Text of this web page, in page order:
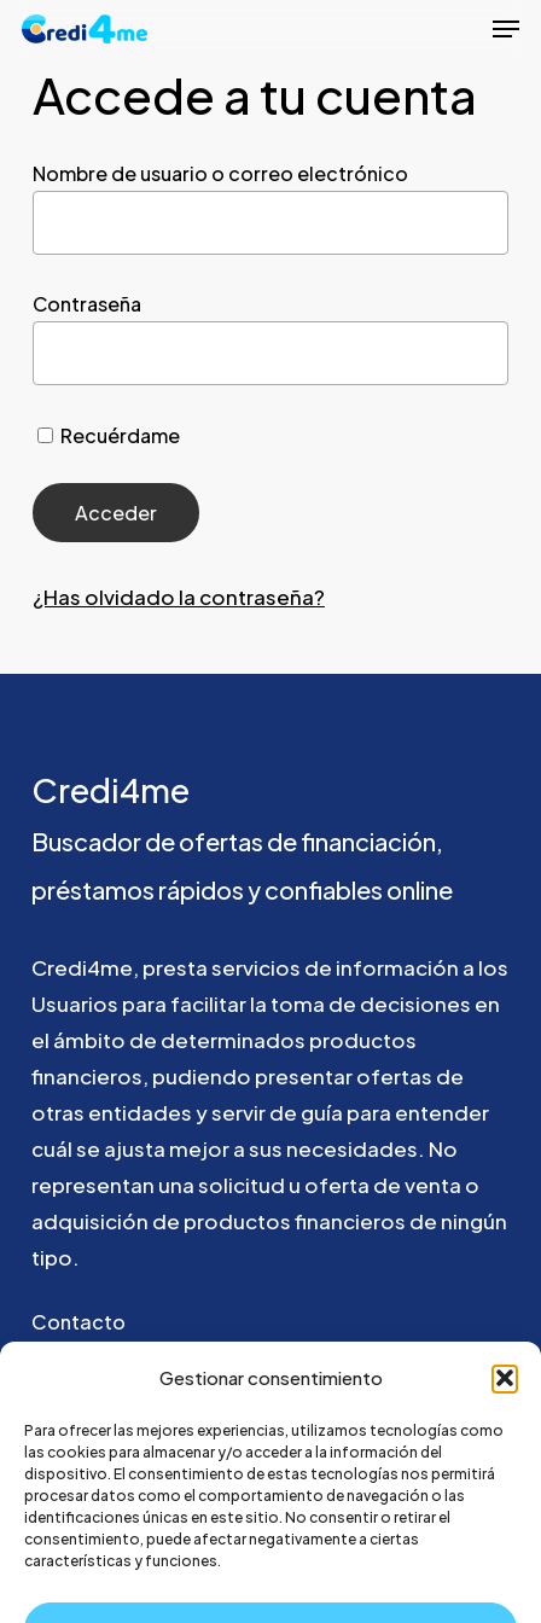
Gestionar consentimiento
Para ofrecer las mejores experiencias, utilizamos tecnologías como
las cookies para almacenar y/o acceder a la información del
dispositivo. El consentimiento de estas tecnologías nos permitirá
procesar datos como el comportamiento de navegación o las
identificaciones únicas en este sitio. No consentir o retirar el
consentimiento, puede afectar negativamente a ciertas
características y funciones.
Skip
mainAccede a tu cuenta
Nombre de usuario o correo electrónico
Contraseña
Recuérdame
¿Has olvidado la contraseña?
Credi4me
Buscadordeofertas definanciación,
préstamos rápidosyconfiables online
Credi4me, prestaservicios de información a los
Usuarios para facilitarla toma de decisiones en
el ámbito de determinados productos
financieros, pudiendo presentarofertas de
otras entidadesyservirde guía para entender
cuálse ajusta mejorasus necesidades. No
representan unasolicitud u oferta deventa o
adquisición de productosfinancieros de ningún
tipo.
Contacto
Puedes ponerte en contacto con nosotros
hola@credi4me.com